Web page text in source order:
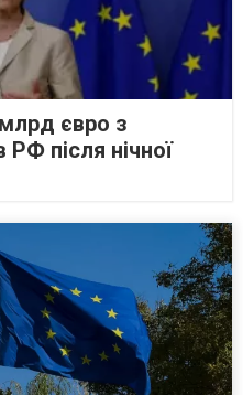
євро з
після нічної